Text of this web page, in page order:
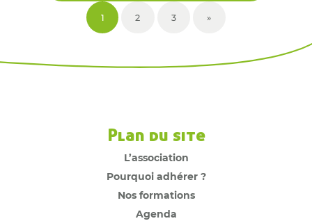
1 2 3 »
Plan du site
L’association
Pourquoi adhérer ?
Nos formations
Agenda